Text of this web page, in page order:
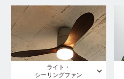
ライト・
シーリングファン